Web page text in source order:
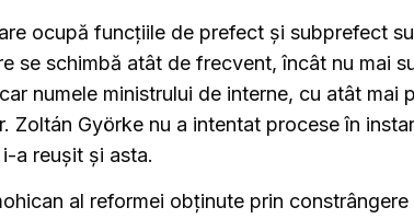
ocupă funcțiile de prefect și subprefect
se schimbă atât de frecvent, încât nu mai
numele ministrului de interne, cu atât mai
Zoltán Györke nu a intentat procese în
a reușit și asta.
al reformei obținute prin